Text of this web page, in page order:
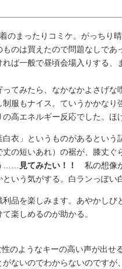
のまったりコミケ。がっちり
のは買えたので問題なしであ
ば一般で昼頃会場入りする、
てみたら、なかなかよさげな
服もナイス。ていうかかなり
高エネルギー反応でした。ほ
衣」というものがあるという
の短いあれ）の裾が、膝丈ぐ
……
見てみたい！！
私の想像
いう気がする。白ランっぽい
品を楽しみます。あやかしび
楽しめるのが助かる。
のようなキーの高い声が出せ
ないのでわからないのですが